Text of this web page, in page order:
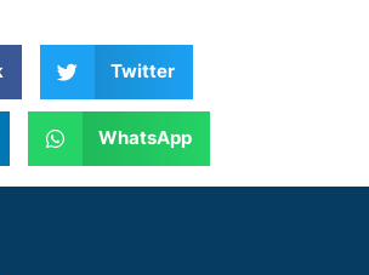
Twitter
WhatsApp